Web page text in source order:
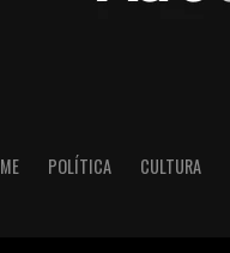
POLÍTICA CULTURA